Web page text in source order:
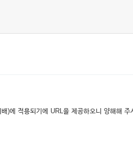
)에 적용되기에 URL을 제공하오니 양해해 주